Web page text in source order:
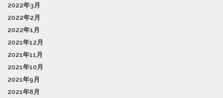
2022年3月
2022年2月
2022年1月
2021年12月
2021年11月
2021年10月
2021年9月
2021年8月